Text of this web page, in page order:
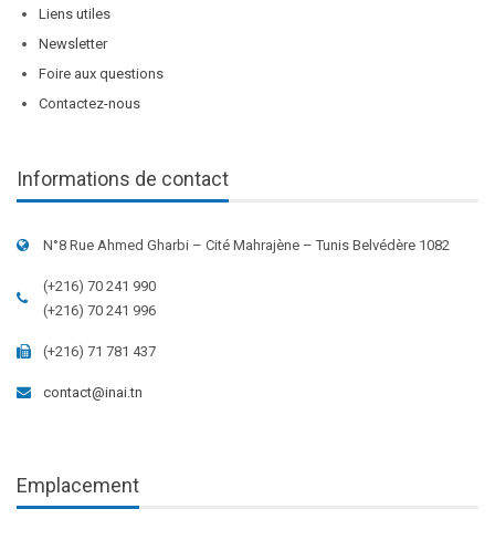
Liens utiles
Newsletter
Foire aux questions
Contactez-nous
Informations de contact
N°8 Rue Ahmed Gharbi – Cité Mahrajène – Tunis Belvédère 1082
(+216) 70 241 990
(+216) 70 241 996
(+216) 71 781 437
contact@inai.tn
Emplacement